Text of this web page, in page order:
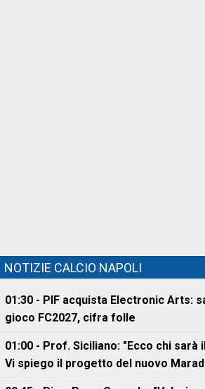
NOTIZIE CALCIO NAPOLI
01:30 - PIF acquista Electronic Arts:
gioco FC2027, cifra folle
01:00 - Prof. Siciliano: "Ecco chi sarà
Vi spiego il progetto del nuovo